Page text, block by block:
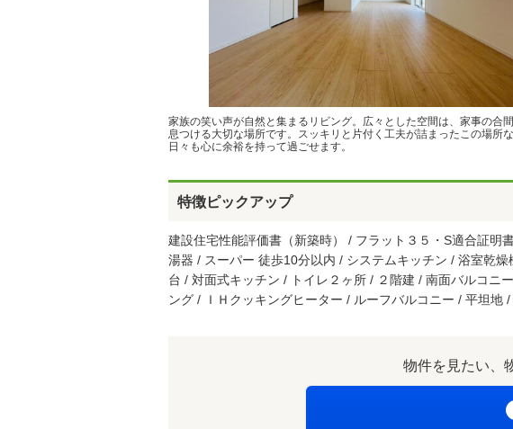
家族の笑い声が自然と集まるリビング。広々とした空間は、家事の合
息つける大切な場所です。スッキリと片付く工夫が詰まったこの場所
日々も心に余裕を持って過ごせます。
特徴ピックアップ
建設住宅性能評価書（新築時） / フラット３５・S適合証明
湯器 / スーパー 徒歩10分以内 / システムキッチン / 浴室乾
台 / 対面式キッチン / トイレ２ヶ所 / ２階建 / 南面バルコニ
ング / ＩＨクッキングヒーター / ルーフバルコニー / 平坦地
物件を見たい、